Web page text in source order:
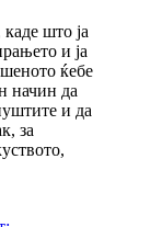
што ја
и ја
ќебе
начин да
и да
за